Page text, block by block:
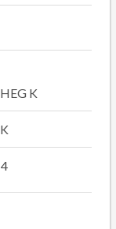
K